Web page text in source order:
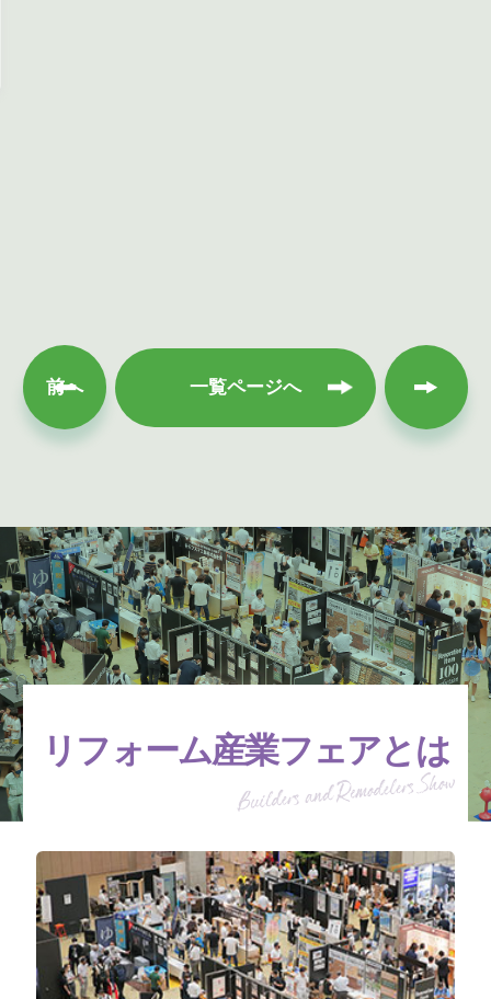
前へ 一覧ページへ
次へ
リフォーム産業フェアとは